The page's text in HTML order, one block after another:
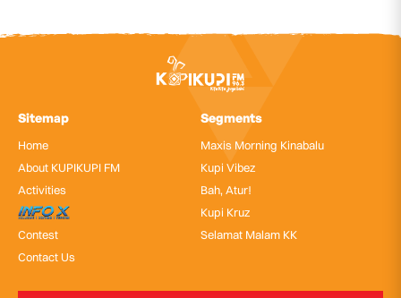
Sitemap
Home
About KUPIKUPI FM
Activities
InfoX
Contest
Contact Us
Segments
Maxis Morning Kinabalu
Kupi Vibez
Bah, Atur!
Kupi Kruz
Selamat Malam KK